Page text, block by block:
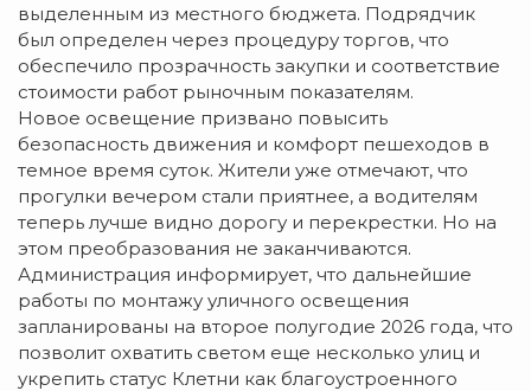
выделенным из местного бюджета. Подрядчик
был определен через процедуру торгов, что
обеспечило прозрачность закупки и соответствие
стоимости работ рыночным показателям.
Новое освещение призвано повысить
безопасность движения и комфорт пешеходов в
темное время суток. Жители уже отмечают, что
прогулки вечером стали приятнее, а водителям
теперь лучше видно дорогу и перекрестки. Но на
этом преобразования не заканчиваются.
Администрация информирует, что дальнейшие
работы по монтажу уличного освещения
запланированы на второе полугодие 2026 года, что
позволит охватить светом еще несколько улиц и
укрепить статус Клетни как благоустроенного